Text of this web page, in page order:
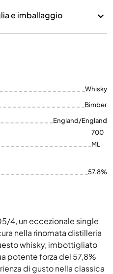
e imballaggio
Whisky
Bimber
England/England
700
ML
57.8%
4, un eccezionale single
nella rinomata distilleria
whisky, imbottigliato
potente forza del 57,8%
di gusto nella classica